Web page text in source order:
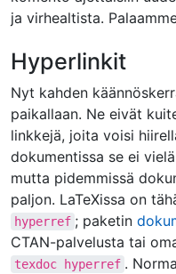
ja virhealtista.
Hyperlinkit
Nyt kahden
paikallaan. Ne eivät
linkkejä, joita voisi
dokumentissa se ei
mutta pidemmissä
paljon. LaTeXissa on
hyperref ; paketin
CTAN-palvelusta tai
texdoc hyperref .